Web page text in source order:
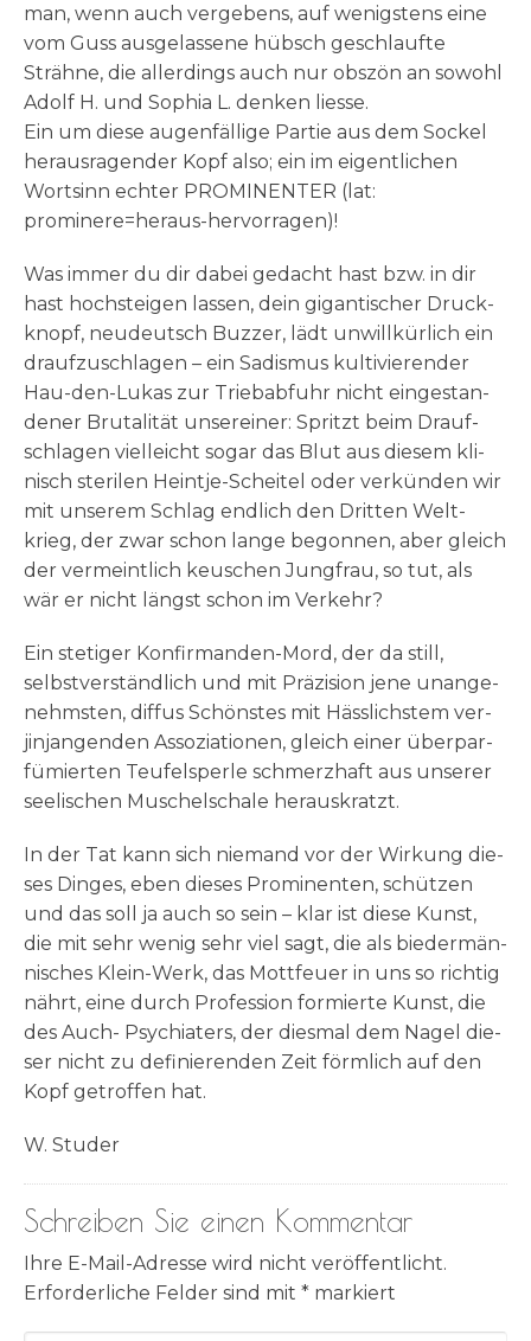
man, wenn auch ver­ge­bens, auf wenig­stens eine
vom Guss aus­ge­las­se­ne hübsch geschlauf­te
Sträh­ne, die aller­dings auch nur obszön an sowohl
Adolf H. und Sophia L. den­ken liesse.
Ein um die­se augen­fäl­li­ge Par­tie aus dem Sockel
her­aus­ra­gen­der Kopf also; ein im eigent­li­chen
Wort­sinn ech­ter PROMINENTER (lat:
prominere=heraus-hervorragen)!
Was immer du dir dabei gedacht hast bzw. in dir
hast hoch­stei­gen las­sen, dein gigan­ti­scher Druck­
knopf, neu­deutsch Buz­zer, lädt unwill­kür­lich ein
drauf­zu­schla­gen – ein Sadis­mus kul­ti­vie­ren­der
Hau-den-Lukas zur Trieb­ab­fuhr nicht ein­ge­stan­
de­ner Bru­ta­li­tät unser­ei­ner: Spritzt beim Drauf­
schla­gen viel­leicht sogar das Blut aus die­sem kli­
nisch ste­ri­len Heint­je-Schei­tel oder ver­kün­den wir
mit unse­rem Schlag end­lich den Drit­ten Welt­
krieg, der zwar schon lan­ge begon­nen, aber gleich
der ver­meint­lich keu­schen Jung­frau, so tut, als
wär er nicht längst schon im Verkehr?
Ein ste­ti­ger Kon­fir­man­den-Mord, der da still,
selbst­ver­ständ­lich und mit Prä­zi­si­on jene unan­ge­
nehm­sten, dif­fus Schön­stes mit Häss­lich­stem ver­
jin­jan­gen­den Asso­zia­tio­nen, gleich einer über­par­
fü­mier­ten Teu­fels­per­le schmerz­haft aus unse­rer
see­li­schen Muschel­scha­le herauskratzt.
In der Tat kann sich nie­mand vor der Wir­kung die­
ses Din­ges, eben die­ses Pro­mi­nen­ten, schüt­zen
und das soll ja auch so sein – klar ist die­se Kunst,
die mit sehr wenig sehr viel sagt, die als bie­der­män­
ni­sches Klein-Werk, das Mott­feu­er in uns so rich­tig
nährt, eine durch Pro­fes­si­on for­mier­te Kunst, die
des Auch- Psych­ia­ters, der dies­mal dem Nagel die­
ser nicht zu defi­nie­ren­den Zeit förm­lich auf den
Kopf getrof­fen hat.
W. Stu­der
Schreiben Sie einen Kommentar
Ihre E-Mail-Adresse wird nicht veröffentlicht.
Erforderliche Felder sind mit * markiert